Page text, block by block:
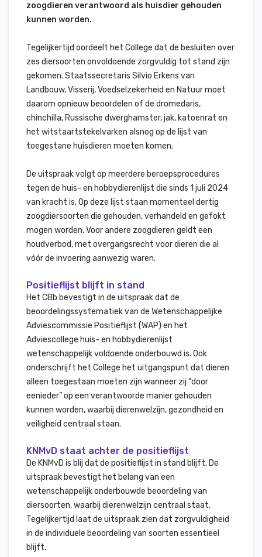
zoogdieren verantwoord als huisdier gehouden
kunnen worden.
Tegelijkertijd oordeelt het College dat de besluiten over
zes diersoorten onvoldoende zorgvuldig tot stand zijn
gekomen. Staatssecretaris Silvio Erkens van
Landbouw, Visserij, Voedselzekerheid en Natuur moet
daarom opnieuw beoordelen of de dromedaris,
chinchilla, Russische dwerghamster, jak, katoenrat en
het witstaartstekelvarken alsnog op de lijst van
toegestane huisdieren moeten komen.
De uitspraak volgt op meerdere beroepsprocedures
tegen de huis- en hobbydierenlijst die sinds 1 juli 2024
van kracht is. Op deze lijst staan momenteel dertig
zoogdiersoorten die gehouden, verhandeld en gefokt
mogen worden. Voor andere zoogdieren geldt een
houdverbod, met overgangsrecht voor dieren die al
vóór de invoering aanwezig waren.
Positieflijst blijft in stand
Het CBb bevestigt in de uitspraak dat de
beoordelingssystematiek van de Wetenschappelijke
Adviescommissie Positieflijst (WAP) en het
Adviescollege huis- en hobbydierenlijst
wetenschappelijk voldoende onderbouwd is. Ook
onderschrijft het College het uitgangspunt dat dieren
alleen toegestaan moeten zijn wanneer zij “door
eenieder” op een verantwoorde manier gehouden
kunnen worden, waarbij dierenwelzijn, gezondheid en
veiligheid centraal staan.
KNMvD staat achter de positieflijst
De KNMvD is blij dat de positieflijst in stand blijft. De
uitspraak bevestigt het belang van een
wetenschappelijk onderbouwde beoordeling van
diersoorten, waarbij dierenwelzijn centraal staat.
Tegelijkertijd laat de uitspraak zien dat zorgvuldigheid
in de individuele beoordeling van soorten essentieel
blijft.